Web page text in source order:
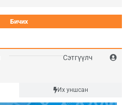
Сэтгүүлч
Их уншсан